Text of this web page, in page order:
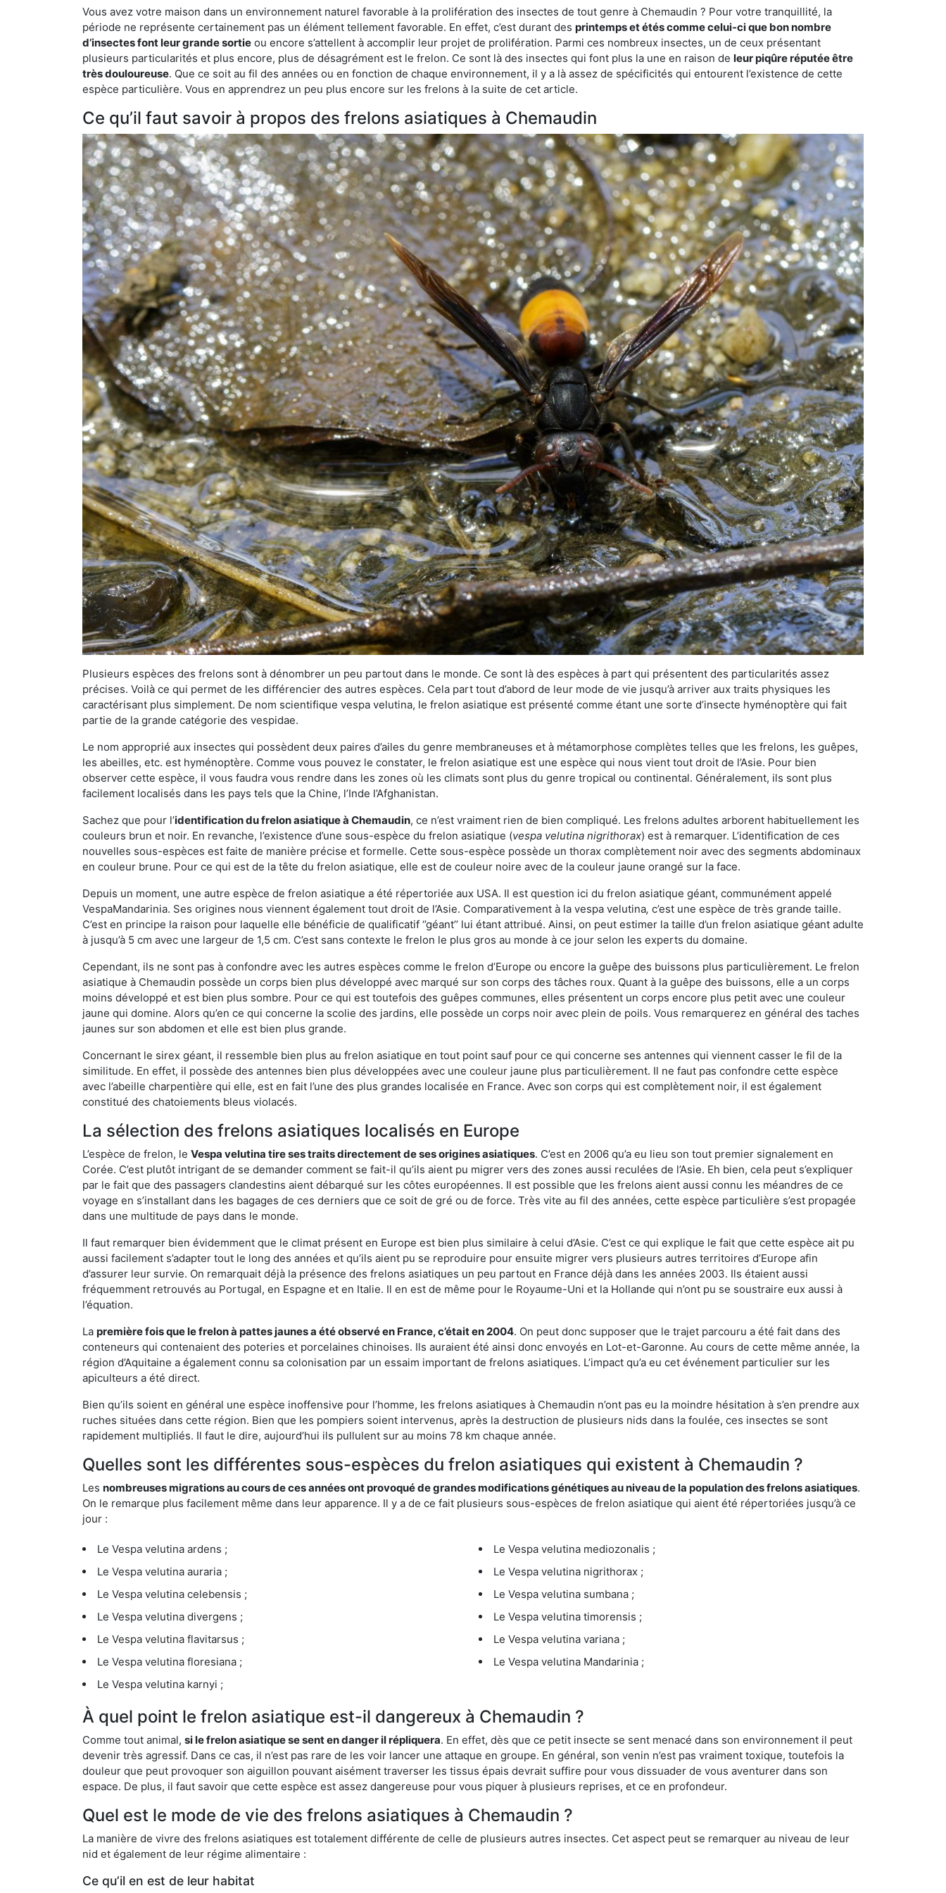
Vous avez votre maison dans un environnement naturel favorable à la prolifération des insectes de tout genre à Chemaudin ? Pour votre tranquillité, la
période ne représente certainement pas un élément tellement favorable. En effet, c’est durant des printemps et étés comme celui-ci que bon nombre
d’insectes font leur grande sortie ou encore s’attellent à accomplir leur projet de prolifération. Parmi ces nombreux insectes, un de ceux présentant
plusieurs particularités et plus encore, plus de désagrément est le frelon. Ce sont là des insectes qui font plus la une en raison de leur piqûre réputée être
très douloureuse. Que ce soit au fil des années ou en fonction de chaque environnement, il y a là assez de spécificités qui entourent l’existence de cette
espèce particulière. Vous en apprendrez un peu plus encore sur les frelons à la suite de cet article.
Ce qu’il faut savoir à propos des frelons asiatiques à Chemaudin
Plusieurs espèces des frelons sont à dénombrer un peu partout dans le monde. Ce sont là des espèces à part qui présentent des particularités assez
précises. Voilà ce qui permet de les différencier des autres espèces. Cela part tout d’abord de leur mode de vie jusqu’à arriver aux traits physiques les
caractérisant plus simplement. De nom scientifique vespa velutina, le frelon asiatique est présenté comme étant une sorte d’insecte hyménoptère qui fait
partie de la grande catégorie des vespidae.
Le nom approprié aux insectes qui possèdent deux paires d’ailes du genre membraneuses et à métamorphose complètes telles que les frelons, les guêpes,
les abeilles, etc. est hyménoptère. Comme vous pouvez le constater, le frelon asiatique est une espèce qui nous vient tout droit de l’Asie. Pour bien
observer cette espèce, il vous faudra vous rendre dans les zones où les climats sont plus du genre tropical ou continental. Généralement, ils sont plus
facilement localisés dans les pays tels que la Chine, l’Inde l’Afghanistan.
Sachez que pour l’identification du frelon asiatiqueà Chemaudin, ce n’est vraiment rien de bien compliqué. Les frelons adultes arborent habituellement les
couleurs brun et noir. En revanche, l’existence d’une sous-espèce du frelon asiatique (vespa velutina nigrithorax) est à remarquer. L’identification de ces
nouvelles sous-espèces est faite de manière précise et formelle. Cette sous-espèce possède un thorax complètement noir avec des segments abdominaux
en couleur brune. Pour ce qui est de la tête du frelon asiatique, elle est de couleur noire avec de la couleur jaune orangé sur la face.
Depuis un moment, une autre espèce de frelon asiatique a été répertoriée aux USA. Il est question ici du frelon asiatique géant, communément appelé
VespaMandarinia. Ses origines nous viennent également tout droit de l’Asie. Comparativement à la vespa velutina, c’est une espèce de très grande taille.
C’est en principe la raison pour laquelle elle bénéficie de qualificatif ‘’géant’’ lui étant attribué. Ainsi, on peut estimer la taille d’un frelon asiatique géant adulte
à jusqu’à 5 cm avec une largeur de 1,5 cm. C’est sans contexte le frelon le plus gros au monde à ce jour selon les experts du domaine.
Cependant, ils ne sont pas à confondre avec les autres espèces comme le frelon d’Europe ou encore la guêpe des buissons plus particulièrement. Le frelon
asiatique à Chemaudin possède un corps bien plus développé avec marqué sur son corps des tâches roux. Quant à la guêpe des buissons, elle a un corps
moins développé et est bien plus sombre. Pour ce qui est toutefois des guêpes communes, elles présentent un corps encore plus petit avec une couleur
jaune qui domine. Alors qu’en ce qui concerne la scolie des jardins, elle possède un corps noir avec plein de poils. Vous remarquerez en général des taches
jaunes sur son abdomen et elle est bien plus grande.
Concernant le sirex géant, il ressemble bien plus au frelon asiatique en tout point sauf pour ce qui concerne ses antennes qui viennent casser le fil de la
similitude. En effet, il possède des antennes bien plus développées avec une couleur jaune plus particulièrement. Il ne faut pas confondre cette espèce
avec l’abeille charpentière qui elle, est en fait l’une des plus grandes localisée en France. Avec son corps qui est complètement noir, il est également
constitué des chatoiements bleus violacés.
La sélection des frelons asiatiques localisés en Europe
L’espèce de frelon, le Vespa velutina tire ses traits directement de ses origines asiatiques. C’est en 2006 qu’a eu lieu son tout premier signalement en
Corée. C’est plutôt intrigant de se demander comment se fait-il qu’ils aient pu migrer vers des zones aussi reculées de l’Asie. Eh bien, cela peut s’expliquer
par le fait que des passagers clandestins aient débarqué sur les côtes européennes. Il est possible que les frelons aient aussi connu les méandres de ce
voyage en s’installant dans les bagages de ces derniers que ce soit de gré ou de force. Très vite au fil des années, cette espèce particulière s’est propagée
dans une multitude de pays dans le monde.
Il faut remarquer bien évidemment que le climat présent en Europe est bien plus similaire à celui d’Asie. C’est ce qui explique le fait que cette espèce ait pu
aussi facilement s’adapter tout le long des années et qu’ils aient pu se reproduire pour ensuite migrer vers plusieurs autres territoires d’Europe afin
d’assurer leur survie. On remarquait déjà la présence des frelons asiatiques un peu partout en France déjà dans les années 2003. Ils étaient aussi
fréquemment retrouvés au Portugal, en Espagne et en Italie. Il en est de même pour le Royaume-Uni et la Hollande qui n’ont pu se soustraire eux aussi à
l’équation.
La première fois que le frelon à pattes jaunes a été observé en France, c’était en 2004. On peut donc supposer que le trajet parcouru a été fait dans des
conteneurs qui contenaient des poteries et porcelaines chinoises. Ils auraient été ainsi donc envoyés en Lot-et-Garonne. Au cours de cette même année, la
région d’Aquitaine a également connu sa colonisation par un essaim important de frelons asiatiques. L’impact qu’a eu cet événement particulier sur les
apiculteurs a été direct.
Bien qu’ils soient en général une espèce inoffensive pour l’homme, les frelons asiatiques à Chemaudin n’ont pas eu la moindre hésitation à s’en prendre aux
ruches situées dans cette région. Bien que les pompiers soient intervenus, après la destruction de plusieurs nids dans la foulée, ces insectes se sont
rapidement multipliés. Il faut le dire, aujourd’hui ils pullulent sur au moins 78 km chaque année.
Quelles sont les différentes sous-espèces du frelon asiatiques qui existent à Chemaudin ?
Les nombreuses migrations au cours de ces années ont provoqué de grandes modifications génétiques au niveau de la population des frelons asiatiques.
On le remarque plus facilement même dans leur apparence. Il y a de ce fait plusieurs sous-espèces de frelon asiatique qui aient été répertoriées jusqu’à ce
jour :
Le Vespa velutina ardens ;
Le Vespa velutina auraria ;
Le Vespa velutina celebensis ;
Le Vespa velutina divergens ;
Le Vespa velutina flavitarsus ;
Le Vespa velutina floresiana ;
Le Vespa velutina karnyi ;
Le Vespa velutina mediozonalis ;
Le Vespa velutina nigrithorax ;
Le Vespa velutina sumbana ;
Le Vespa velutina timorensis ;
Le Vespa velutina variana ;
Le Vespa velutina Mandarinia ;
À quel point le frelon asiatique est-il dangereux à Chemaudin ?
Comme tout animal, si le frelon asiatique se sent en danger il répliquera. En effet, dès que ce petit insecte se sent menacé dans son environnement il peut
devenir très agressif. Dans ce cas, il n’est pas rare de les voir lancer une attaque en groupe. En général, son venin n’est pas vraiment toxique, toutefois la
douleur que peut provoquer son aiguillon pouvant aisément traverser les tissus épais devrait suffire pour vous dissuader de vous aventurer dans son
espace. De plus, il faut savoir que cette espèce est assez dangereuse pour vous piquer à plusieurs reprises, et ce en profondeur.
Quel est le mode de vie des frelons asiatiques à Chemaudin ?
La manière de vivre des frelons asiatiques est totalement différente de celle de plusieurs autres insectes. Cet aspect peut se remarquer au niveau de leur
nid et également de leur régime alimentaire :
Ce qu’il en est de leur habitat